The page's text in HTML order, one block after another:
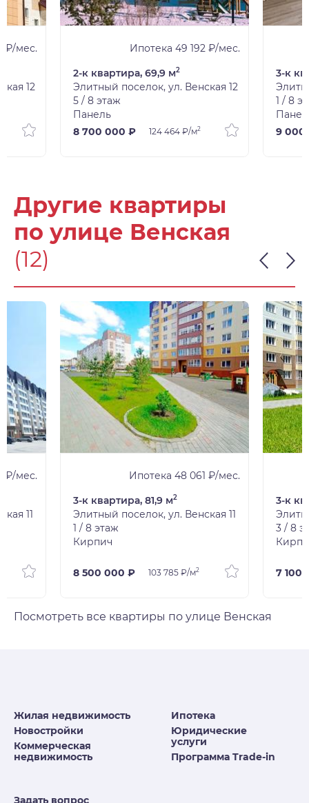
₽/мес.
12
Ипотека 49 192 ₽/мес.
2-к квартира, 69,9 м2
Элитный поселок, ул. Венская 12
5 / 8 этаж
Панель
8 700 000 ₽
124 464 ₽/м2
3-к
1 / 8
9 000
Другие квартиры
по улице Венская
(12)
₽/мес.
11
Ипотека 48 061 ₽/мес.
3-к квартира, 81,9 м2
Элитный поселок, ул. Венская 11
1 / 8 этаж
Кирпич
8 500 000 ₽ 103 785 ₽/м2
3-к
3 / 8
7 100
Посмотреть все квартиры по улице Венская
Жилая недвижимость
Новостройки
Коммерческая
недвижимость
Ипотека
Юридические
услуги
Программа Trade-in
Задать вопрос